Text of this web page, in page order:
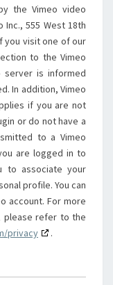
the Vimeo video
555 West 18th
you visit one of our
to the Vimeo
server is informed
In addition, Vimeo
if you are not
or do not have a
to a Vimeo
are logged in to
to associate your
profile. You can
account. For more
please refer to the
privacy .